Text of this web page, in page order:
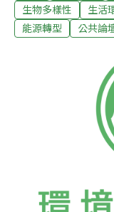
島變成人呆又土的
「光輝十月」，令
的台東與屏東，將
然海岸請命。土地
汁，總是盲目而無
道我們在做什麼。
地球傷痛，甚至可
遁形。而環保與經
接、激情對立；科
在太近與太遠之間
生物多樣性
生活
能源轉型
公共論